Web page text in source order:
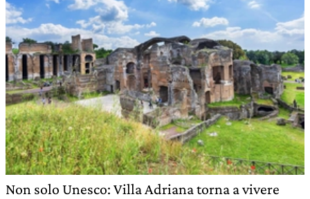
Non solo Unesco: Villa Adriana torna a vivere